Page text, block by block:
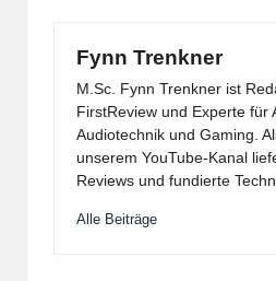
Fynn Trenkner
M.Sc. Fynn Trenkner ist
FirstReview und Experte für
Audiotechnik und Gaming.
unserem YouTube-Kanal
Reviews und fundierte
Alle Beiträge